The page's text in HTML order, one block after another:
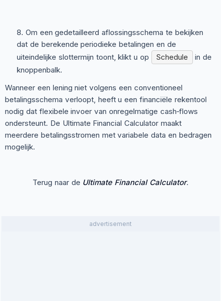
Om een gedetailleerd aflossingsschema te bekijken
dat de berekende periodieke betalingen en de
uiteindelijke slottermijn toont, klikt u op
Schedule
in de
knoppenbalk.
Wanneer een lening niet volgens een conventioneel
betalingsschema verloopt, heeft u een financiële rekentool
nodig dat flexibele invoer van onregelmatige cash‑flows
ondersteunt. De Ultimate Financial Calculator maakt
meerdere betalingsstromen met variabele data en bedragen
mogelijk.
Terug naar de Ultimate Financial Calculator.
advertisement